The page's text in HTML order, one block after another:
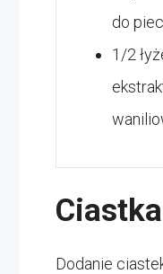
do
1/2
Dodanie